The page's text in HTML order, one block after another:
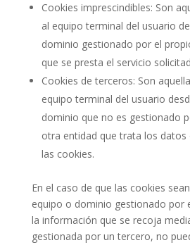
Cookies imprescindibles: Son
al equipo terminal del usuario
dominio gestionado por el
que se presta el servicio
Cookies de terceros: Son
equipo terminal del usuario
dominio que no es gestionado
otra entidad que trata los datos
las cookies.
En el caso de que las cookies
equipo o dominio gestionado por
la información que se recoja
gestionada por un tercero, no